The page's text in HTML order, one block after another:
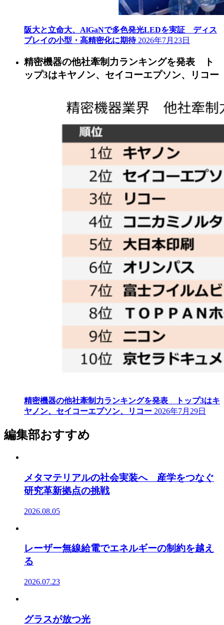
阪大と立命大、AlGaNで多色発光LEDを実証 ディス
プレイの小型・高精密化に期待 2026年7月23日
精密機器の他社牽制力ランキングを発表 ト
ップ3はキヤノン、セイコーエプソン、リコー
精密機器の他社牽制力ランキングを発表 トップ3はキ
ヤノン、セイコーエプソン、リコー 2026年7月29日
編集部おすすめ
メタマテリアルの社会実装へ 産学をつなぐ
研究革新拠点の挑戦
2026.08.05
レーザー無線給電でエネルギーの制約を越え
る
2026.07.23
グラスが放つ光